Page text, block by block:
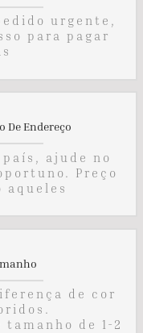
urgente,
para pagar
De Endereço
ajude no
Preço
aqueles
de cor
de 1-2